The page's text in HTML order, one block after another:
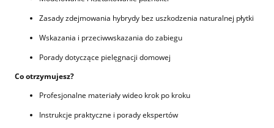
Zasady zdejmowania hybrydy bez uszkodzenia naturalnej płytki
Wskazania i przeciwwskazania do zabiegu
Porady dotyczące pielęgnacji domowej
Co otrzymujesz?
Profesjonalne materiały wideo krok po kroku
Instrukcje praktyczne i porady ekspertów